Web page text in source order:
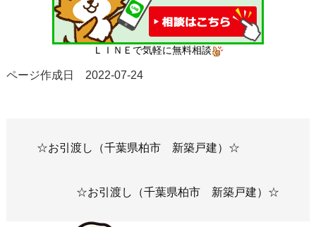
ＬＩＮＥで気軽に無料相談
ページ作成日 2022-07-24
☆お引渡し（千葉県柏市 新築戸建）☆
☆お引渡し（千葉県柏市 新築戸建）☆